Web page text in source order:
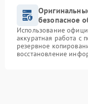
безопасное
Использование
аккуратная работа с
резервное
восстановление